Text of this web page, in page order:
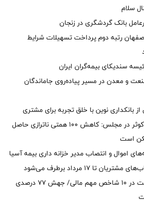
سلام
بانک گردشگری در زنجان
رتبه دوم پرداخت تسهیلات شرایط
سندیکای بیمه‌گران ایران
و معدن در مسیر پیاده‌روی جاماندگان
بانکداری نوین با خلق تجربه برای مشتری
نماینده مردم خلخال و کوثر در مجلس: کاهش ۱۰۰ همتی ناترازی حاصل
است
اموال و انتصاب مدیر خزانه داری بیمه آسیا
تا ۱۷ مرداد برطرف می‌شود
جایگاه نخست بانك ملت در 10 شاخص مهم مالی/ جهش 77 درصدی